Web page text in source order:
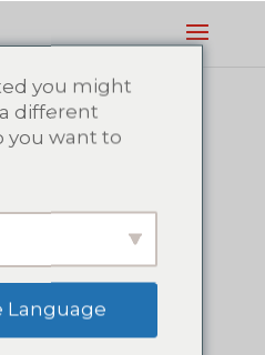
Intendencia de Maldonado
el
you might
different
you want to
Language